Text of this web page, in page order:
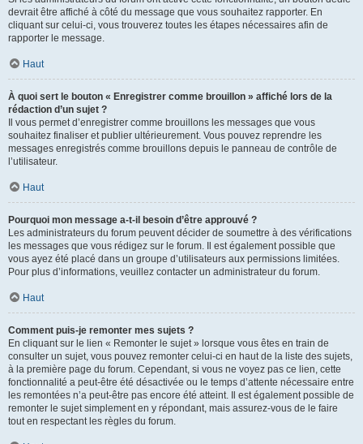
devrait être affiché à côté du message que vous souhaitez rapporter. En
cliquant sur celui-ci, vous trouverez toutes les étapes nécessaires afin de
rapporter le message.
Haut
À quoi sert le bouton « Enregistrer comme brouillon » affiché lors de la
rédaction d’un sujet ?
Il vous permet d’enregistrer comme brouillons les messages que vous
souhaitez finaliser et publier ultérieurement. Vous pouvez reprendre les
messages enregistrés comme brouillons depuis le panneau de contrôle de
l’utilisateur.
Haut
Pourquoi mon message a-t-il besoin d’être approuvé ?
Les administrateurs du forum peuvent décider de soumettre à des vérifications
les messages que vous rédigez sur le forum. Il est également possible que
vous ayez été placé dans un groupe d’utilisateurs aux permissions limitées.
Pour plus d’informations, veuillez contacter un administrateur du forum.
Haut
Comment puis-je remonter mes sujets ?
En cliquant sur le lien « Remonter le sujet » lorsque vous êtes en train de
consulter un sujet, vous pouvez remonter celui-ci en haut de la liste des sujets,
à la première page du forum. Cependant, si vous ne voyez pas ce lien, cette
fonctionnalité a peut-être été désactivée ou le temps d’attente nécessaire entre
les remontées n’a peut-être pas encore été atteint. Il est également possible de
remonter le sujet simplement en y répondant, mais assurez-vous de le faire
tout en respectant les règles du forum.